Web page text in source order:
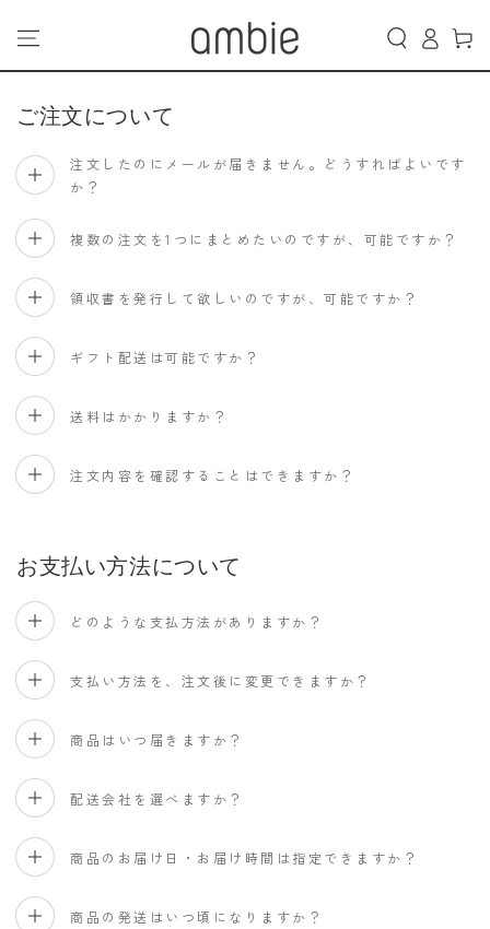
プする
イ
ー
ト
ご注文について
注文したのにメールが届きません。どうすればよいです
か？
複数の注文を1つにまとめたいのですが、可能ですか？
領収書を発行して欲しいのですが、可能ですか？
ギフト配送は可能ですか？
送料はかかりますか？
注文内容を確認することはできますか？
お支払い方法について
どのような支払方法がありますか？
支払い方法を、注文後に変更できますか？
商品はいつ届きますか？
配送会社を選べますか？
商品のお届け日・お届け時間は指定できますか？
商品の発送はいつ頃になりますか？